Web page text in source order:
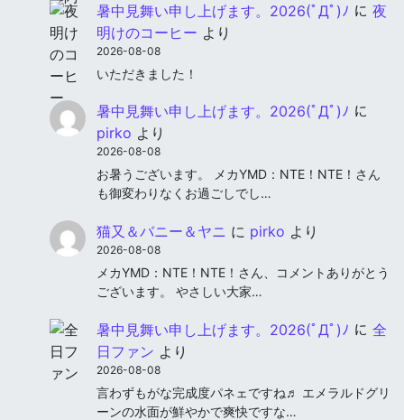
暑中見舞い申し上げます。2026(ﾟДﾟ)ﾉ に 夜
明けのコーヒー より
2026-08-08
いただきました！
暑中見舞い申し上げます。2026(ﾟДﾟ)ﾉ に
pirko より
2026-08-08
お暑うございます。 メカYMD：NTE！NTE！さん
も御変わりなくお過ごしでし…
猫又＆バニー＆ヤニ に pirko より
2026-08-08
メカYMD：NTE！NTE！さん、コメントありがとう
ございます。 やさしい大家…
暑中見舞い申し上げます。2026(ﾟДﾟ)ﾉ に 全
日ファン より
2026-08-08
言わずもがな完成度パネェですね♬ エメラルドグリ
ーンの水面が鮮やかで爽快ですな…